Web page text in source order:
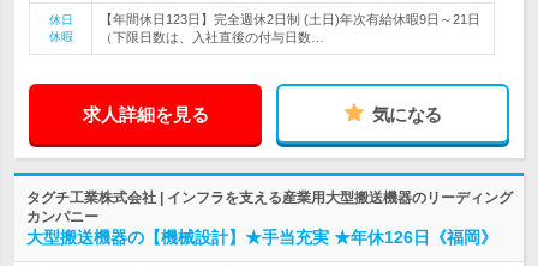
休日
休暇
【年間休日123日】完全週休2日制 (土日)年次有給休暇9日～21日
（下限日数は、入社直後の付与日数…
求人詳細を見る 気になる
タグチ工業株式会社 | インフラを支える産業用大型搬送機器のリーディング
カンパニー
大型搬送機器の【機械設計】★手当充実 ★年休126日《福岡》